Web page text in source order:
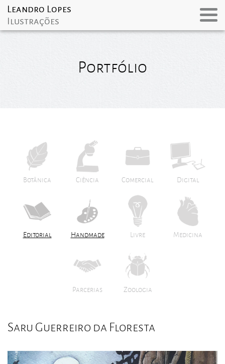
Portfólio
Botânica Ciência Comercial Digital
Editorial Handmade Livre Medicina
Parcerias Zoologia
Saru Guerreiro da Floresta